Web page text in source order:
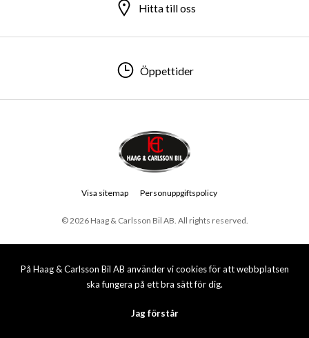
På Haag & Carlsson Bil AB använder vi cookies för att webbplatsen
ska fungera på ett bra sätt för dig.
Jag förstår
Hitta till oss
Öppettider
© 2026 Haag & Carlsson Bil AB. All rights reserved.
Visa sitemap Personuppgiftspolicy